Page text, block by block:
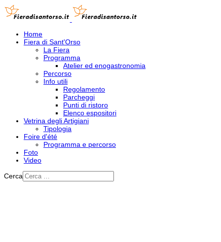
Home
Fiera di Sant'Orso
La Fiera
Programma
Atelier ed enogastronomia
Percorso
Info utili
Regolamento
Parcheggi
Punti di ristoro
Elenco espositori
Vetrina degli Artigiani
Tipologia
Foire d'été
Programma e percorso
Foto
Video
Cerca